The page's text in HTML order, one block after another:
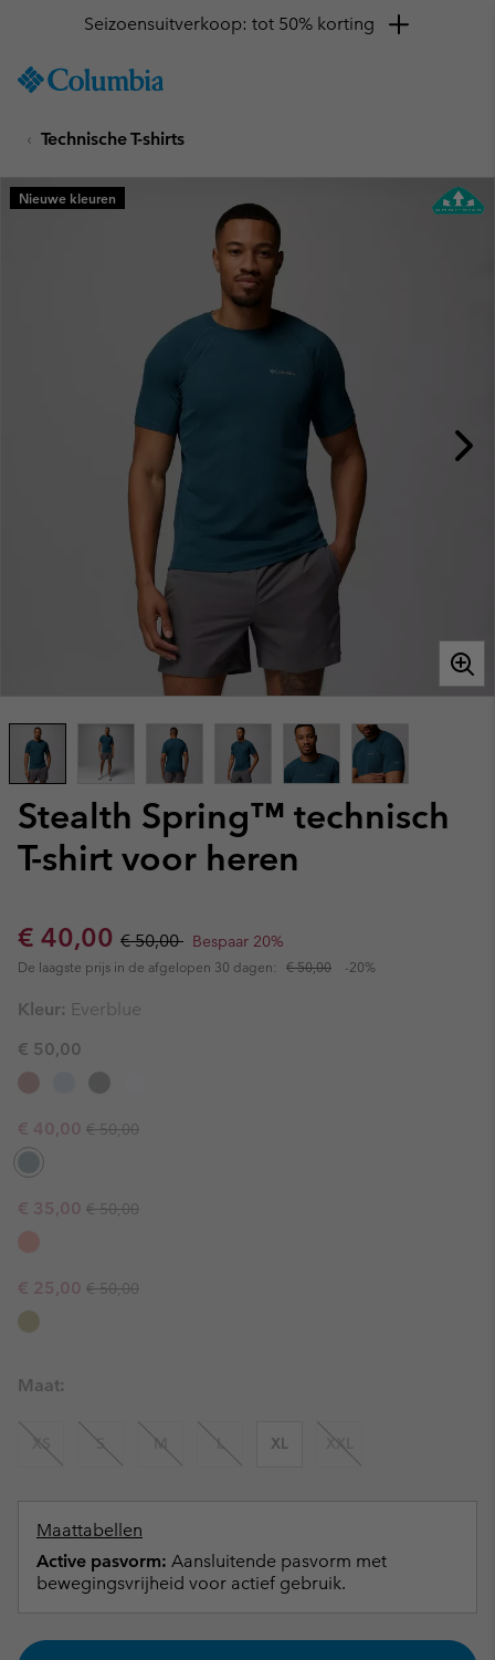
TO
SKIP
MAIN
NAV
Seizoensuitverkoop: tot 50% korting
Technische T-shirts
Stealth Spring™ technisch
T-shirt voor heren
Sale price:
€ 40,00 Regular price:
€ 50,00 Bespaar 20%
De laagste prijs in de afgelopen 30 dagen: € 50,00 -20%
Nieuwe kleuren
Kleur: Everblue
€ 50,00
Sale price:
€ 40,00 Regular price:
€ 50,00
Sale price:
€ 35,00 Regular price:
€ 50,00
Sale price:
€ 25,00 Regular price:
€ 50,00
Maat:
XS S M L XL XXL
Maattabellen
Active pasvorm: Aansluitende pasvorm met
bewegingsvrijheid voor actief gebruik.